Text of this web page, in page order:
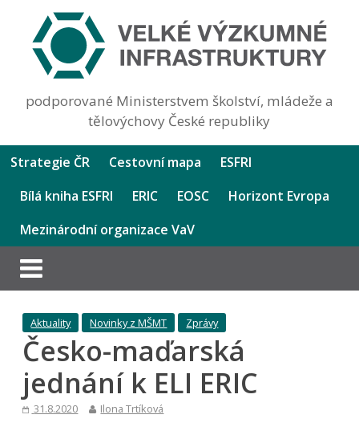
podporované Ministerstvem školství, mládeže a
tělovýchovy České republiky
Strategie ČR Cestovní mapa
ESFRI
Bílá kniha ESFRI
ERIC EOSC
Horizont Evropa
Mezinárodní organizace VaV
Aktuality Novinky z MŠMT Zprávy
Česko-maďarská
jednání k ELI ERIC
31.8.2020 Ilona Trtíková